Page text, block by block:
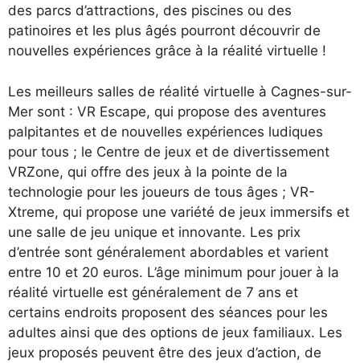
des parcs d’attractions, des piscines ou des
patinoires et les plus âgés pourront découvrir de
nouvelles expériences grâce à la réalité virtuelle !
Les meilleurs salles de réalité virtuelle à Cagnes-sur-
Mer sont : VR Escape, qui propose des aventures
palpitantes et de nouvelles expériences ludiques
pour tous ; le Centre de jeux et de divertissement
VRZone, qui offre des jeux à la pointe de la
technologie pour les joueurs de tous âges ; VR-
Xtreme, qui propose une variété de jeux immersifs et
une salle de jeu unique et innovante. Les prix
d’entrée sont généralement abordables et varient
entre 10 et 20 euros. L’âge minimum pour jouer à la
réalité virtuelle est généralement de 7 ans et
certains endroits proposent des séances pour les
adultes ainsi que des options de jeux familiaux. Les
jeux proposés peuvent être des jeux d’action, de